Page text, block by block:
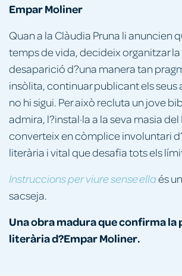
Empar Moliner
Quan a la Clàudia Pruna li anuncien
temps de vida, decideix organitzar la
desaparició d?una manera tan
insòlita, continuar publicant els seus
no hi sigui. Per això recluta un jove
admira, l?instal·la a la seva masia
converteix en còmplice involuntari
literària i vital que desafia tots els
Instruccions per viure sense ellaés
sacseja.
Una obra madura que confirma la
literària d?Empar Moliner.